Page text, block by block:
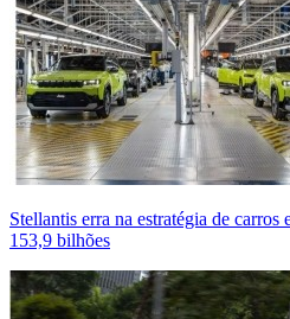
Stellantis erra na estratégia de
153,9 bilhões